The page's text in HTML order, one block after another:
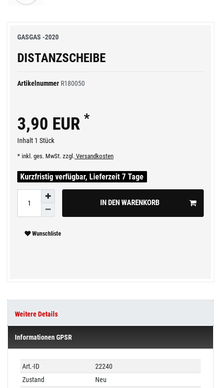
GASGAS -2020
DISTANZSCHEIBE
Artikelnummer R180050
3,90 EUR *
Inhalt 1 Stück
* inkl. ges. MwSt. zzgl. Versandkosten
Kurzfristig verfügbar, Lieferzeit 7 Tage
IN DEN WARENKORB
Wunschliste
Weitere Details
Informationen GPSR
Technisches
Merkmal
Wert
Art.-ID
22240
Zustand
Neu